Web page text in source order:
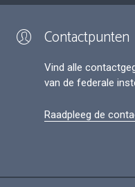
Contactpunten
Vind alle
van de federale
Raadpleeg de